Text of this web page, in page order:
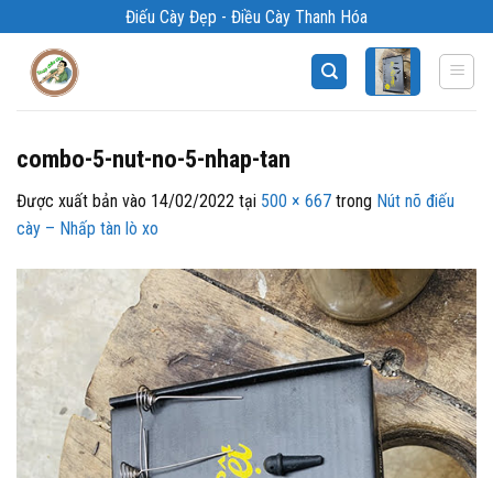
qua
Điếu Cày Đẹp - Điều Cày Thanh Hóa
combo-5-nut-no-5-nhap-tan
Được xuất bản vào 14/02/2022 tại 500 × 667 trong Nút nõ điếu
cày – Nhấp tàn lò xo